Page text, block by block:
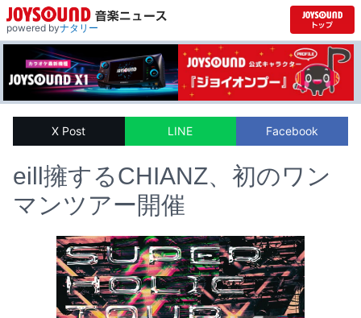
powered byナタリー
X Post LINE Facebook
eill擁するCHIANZ、初のワン
マンツアー開催